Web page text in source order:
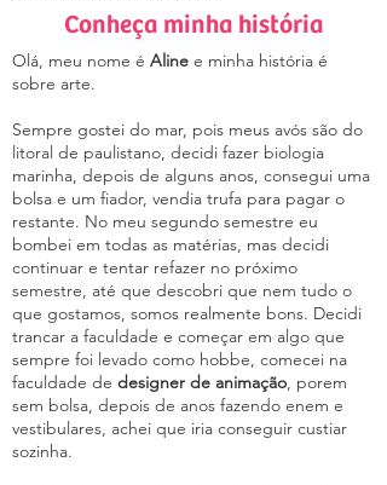
Conheça minha história
Olá, meu nome é Aline e minha história é
sobre arte.
Sempre gostei do mar, pois meus avós são do
litoral de paulistano, decidi fazer biologia
marinha, depois de alguns anos, consegui uma
bolsa e um fiador, vendia trufa para pagar o
restante. No meu segundo semestre eu
bombei em todas as matérias, mas decidi
continuar e tentar refazer no próximo
semestre, até que descobri que nem tudo o
que gostamos, somos realmente bons. Decidi
trancar a faculdade e começar em algo que
sempre foi levado como hobbe, comecei na
faculdade de designer de animação, porem
sem bolsa, depois de anos fazendo enem e
vestibulares, achei que iria conseguir custiar
sozinha.